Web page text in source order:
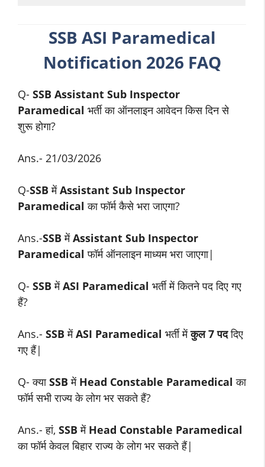
SSB ASI Paramedical
Notification 2026 FAQ
Q- SSB Assistant Sub Inspector
Paramedical भर्ती का ऑनलाइन आवेदन किस दिन से
शुरू होगा?
Ans.- 21/03/2026
Q-SSB मेंAssistant Sub Inspector
Paramedical का फॉर्म कैसे भरा जाएगा?
Ans.-SSB मेंAssistant Sub Inspector
Paramedical फॉर्म ऑनलाइन माध्यम भरा जाएगा|
Q- SSB मेंASI Paramedical भर्ती में कितने पद दिए गए
हैं?
Ans.- SSB मेंASI Paramedical भर्ती मेंकुल 7 पददिए
गए हैं|
Q- क्याSSB में Head Constable Paramedical का
फॉर्म सभी राज्य के लोग भर सकते हैं?
Ans.- हां, SSB में Head Constable Paramedical
का फॉर्म केवल बिहार राज्य के लोग भर सकते हैं|